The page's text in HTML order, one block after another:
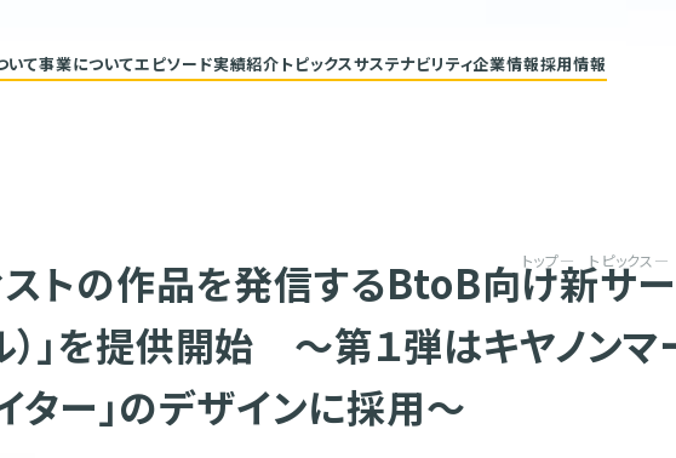
いて事業についてエピソード実績紹介 トピックスサステナビリティ企業情報採用情報
トップ トピックス
トの作品を発信するBtoB向け新サ
）」を提供開始 ～第１弾はキヤノンマ
ター」のデザインに採用～